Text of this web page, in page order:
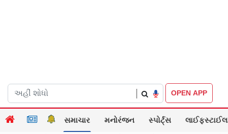
OPEN APP
સમાચાર મનોરંજન સ્પોર્ટ્સ લાઈફસ્ટાઈલ